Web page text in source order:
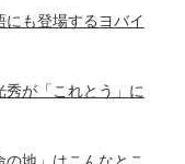
も登場するヨバイ
が「これとう」に